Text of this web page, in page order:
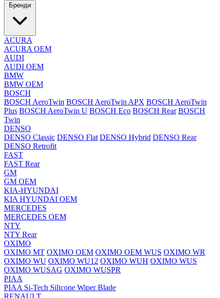
Бренди
ACURA
ACURA OEM
AUDI
AUDI OEM
BMW
BMW OEM
BOSCH
BOSCH AeroTwin BOSCH AeroTwin APX BOSCH AeroTwin
Plus BOSCH AeroTwin U BOSCH Eco BOSCH Rear BOSCH
Twin
DENSO
DENSO Classic DENSO Flat DENSO Hybrid DENSO Rear
DENSO Retrofit
FAST
FAST Rear
GM
GM OEM
KIA-HYUNDAI
KIA HYUNDAI OEM
MERCEDES
MERCEDES OEM
NTY
NTY Rear
OXIMO
OXIMO MT OXIMO OEM OXIMO OEM WUS OXIMO WR
OXIMO WU OXIMO WU12 OXIMO WUH OXIMO WUS
OXIMO WUSAG OXIMO WUSPR
PIAA
PIAA Si-Tech Silicone Wiper Blade
RENAULT